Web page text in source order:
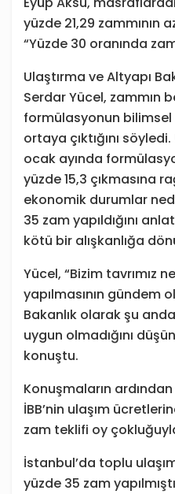
yüzde 21,29 zammının
“Yüzde 30 oranında
Ulaştırma ve Altyapı
Serdar Yücel, zammın
formülasyonun bilimsel
ortaya çıktığını
ocak ayında
yüzde 15,3 çıkmasına
ekonomik durumlar
35 zam yapıldığını
kötü bir alışkanlığa
Yücel, “Bizim tavrımız
yapılmasının gündem
Bakanlık olarak şu
uygun olmadığını
konuştu.
Konuşmaların
İBB’nin ulaşım
zam teklifi oy
İstanbul’da toplu
yüzde 35 zam